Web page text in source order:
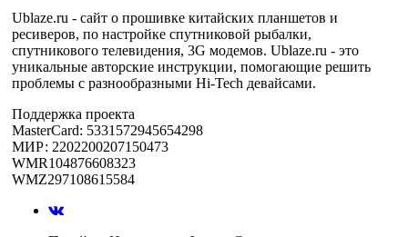
Ublaze.ru - сайт о прошивке китайских планшетов и
ресиверов, по настройке спутниковой рыбалки,
спутникового телевидения, 3G модемов. Ublaze.ru - это
уникальные авторские инструкции, помогающие решить
проблемы с разнообразными Hi-Tech девайсами.
Поддержка проекта
MasterCard: 5331572945654298
МИР: 2202200207150473
WMR104876608323
WMZ297108615584